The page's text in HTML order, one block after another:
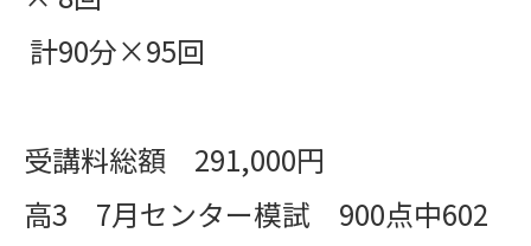
計90分×95回
受講料総額 291,000円
高3 7月センター模試 900点中602